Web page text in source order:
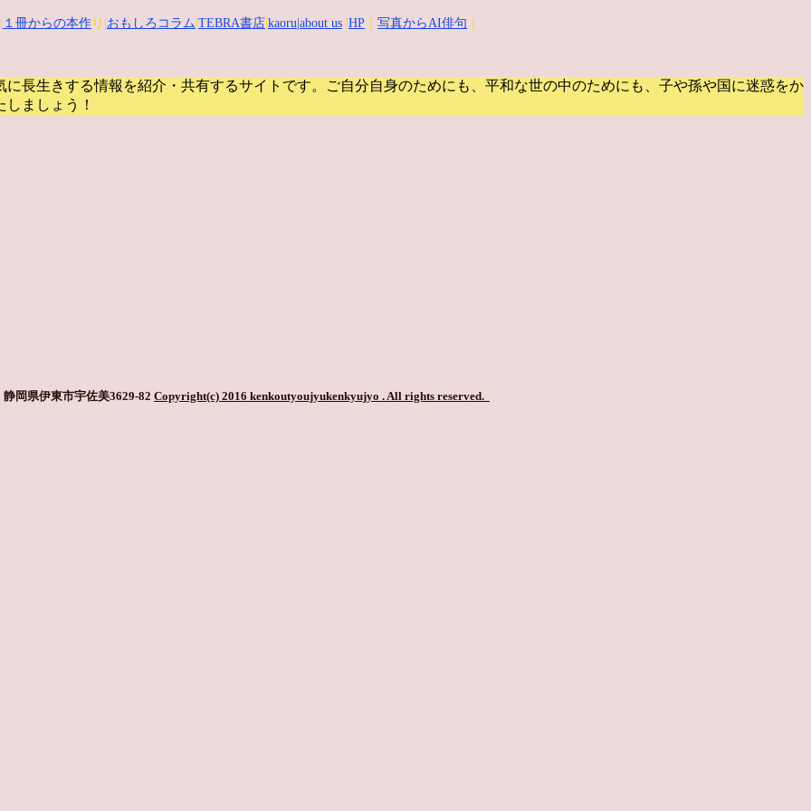
１冊からの本作 り| おもしろコラム TEBRA書店 kaoru |about us HP 写真からAI俳句
長生きする情報を紹介・共有するサイトです。
ご自分自身のためにも、平和な世の中のためにも、子や孫や国に迷惑をか
ましょう！
岡県伊東市宇佐美3629-82 Copyright(c) 2016 kenkoutyoujyukenkyujyo . All rights reserved.